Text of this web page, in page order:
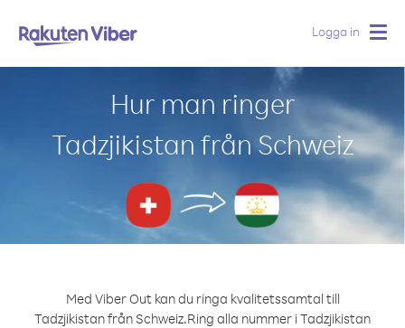
Logga in
Hur man ringer
Tadzjikistan från Schweiz
Med Viber Out kan du ringa kvalitetssamtal till
Tadzjikistan från Schweiz.Ring alla nummer i Tadzjikistan